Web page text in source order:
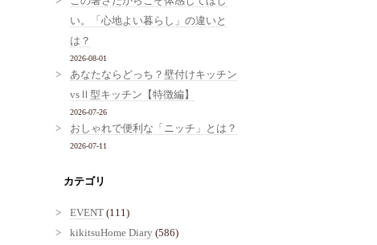
い。「心地よい暮らし」の違いと
は？
2026-08-01
あなたならどっち？壁付けキッチン
vsⅡ型キッチン【特徴編】
2026-07-26
おしゃれで便利な「ニッチ」とは？
2026-07-11
カテゴリ
EVENT (111)
kikitsuHome Diary (586)